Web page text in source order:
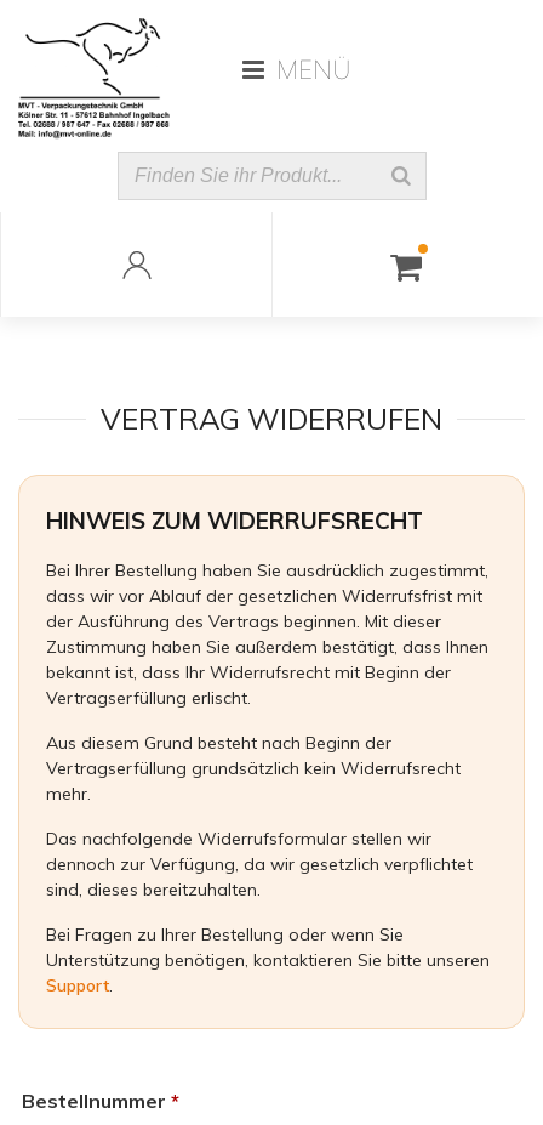
MENÜ
VERTRAG WIDERRUFEN
HINWEIS ZUM WIDERRUFSRECHT
Bei Ihrer Bestellung haben Sie ausdrücklich zugestimmt,
dass wir vor Ablauf der gesetzlichen Widerrufsfrist mit
der Ausführung des Vertrags beginnen. Mit dieser
Zustimmung haben Sie außerdem bestätigt, dass Ihnen
bekannt ist, dass Ihr Widerrufsrecht mit Beginn der
Vertragserfüllung erlischt.
Aus diesem Grund besteht nach Beginn der
Vertragserfüllung grundsätzlich kein Widerrufsrecht
mehr.
Das nachfolgende Widerrufsformular stellen wir
dennoch zur Verfügung, da wir gesetzlich verpflichtet
sind, dieses bereitzuhalten.
Bei Fragen zu Ihrer Bestellung oder wenn Sie
Unterstützung benötigen, kontaktieren Sie bitte unseren
Support.
Bestellnummer *erforderlich